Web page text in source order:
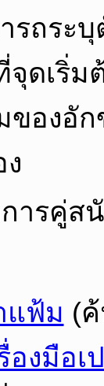
รถระ
จุดเริ่
ของอัก
ารคู่ส
แฟ้ม (
องมือ